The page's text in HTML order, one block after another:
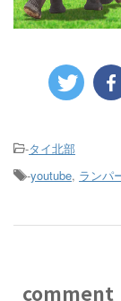
-タイ北部
-youtube, ランパ
comment